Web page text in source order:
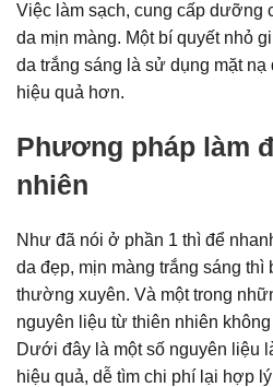
Việc làm sạch, cung cấp dưỡng
da mịn màng. Một bí quyết nhỏ
da trắng sáng là sử dụng mặt nạ
hiệu quả hơn.
Phương pháp làm
nhiên
Như đã nói ở phần 1 thì để
da đẹp, mịn màng trắng sáng thì
thường xuyên. Và một trong
nguyên liệu từ thiên nhiên
Dưới đây là một số nguyên liệu
hiệu quả, dễ tìm chi phí lại hợp